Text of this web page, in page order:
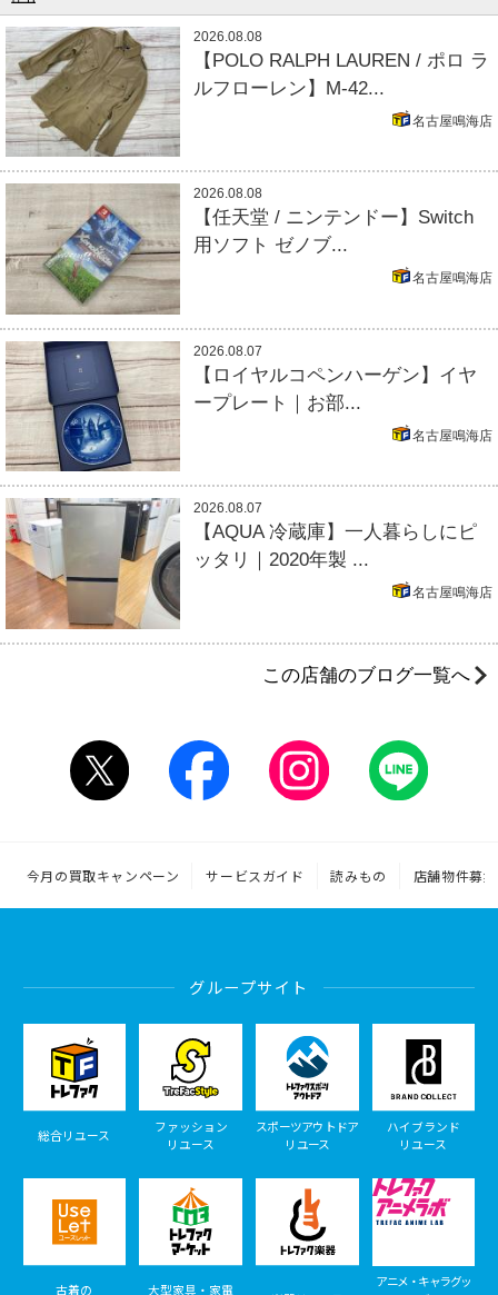
2026.08.08
【POLO RALPH LAUREN / ポロ ラ
ルフローレン】M-42...
名古屋鳴海店
2026.08.08
【任天堂 / ニンテンドー】Switch
用ソフト ゼノブ...
名古屋鳴海店
2026.08.07
【ロイヤルコペンハーゲン】イヤ
ープレート｜お部...
名古屋鳴海店
2026.08.07
【AQUA 冷蔵庫】一人暮らしにピ
ッタリ｜2020年製 ...
名古屋鳴海店
この店舗のブログ一覧へ
今月の買取キャンペーン サービスガイド 読みもの 店舗物件募集
グループサイト
総合リユース
ファッション
リユース
スポーツアウトドア
リユース
ハイブランド
リユース
古着の
大型家具・家電
アニメ・キャラグッ